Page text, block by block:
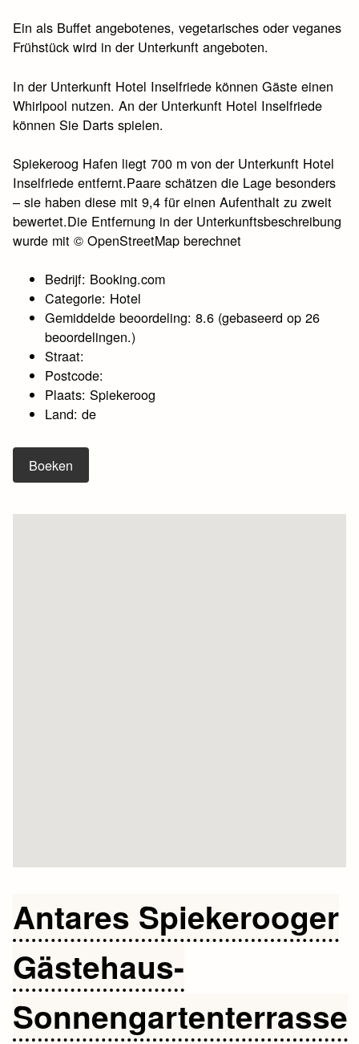
Ein als Buffet angebotenes, vegetarisches oder veganes
Frühstück wird in der Unterkunft angeboten.
In der Unterkunft Hotel Inselfriede können Gäste einen
Whirlpool nutzen. An der Unterkunft Hotel Inselfriede
können Sie Darts spielen.
Spiekeroog Hafen liegt 700 m von der Unterkunft Hotel
Inselfriede entfernt.Paare schätzen die Lage besonders
– sie haben diese mit 9,4 für einen Aufenthalt zu zweit
bewertet.Die Entfernung in der Unterkunftsbeschreibung
wurde mit © OpenStreetMap berechnet
Bedrijf: Booking.com
Categorie: Hotel
Gemiddelde beoordeling: 8.6 (gebaseerd op 26
beoordelingen.)
Straat:
Postcode:
Plaats: Spiekeroog
Land: de
Boeken
Antares Spiekerooger
Gästehaus-
Sonnengartenterrasse